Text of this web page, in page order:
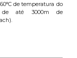
de temperatura do
de até 3000m de